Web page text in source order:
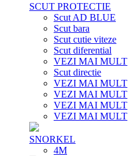
SCUT PROTECTIE
Scut AD BLUE
Scut bara
Scut cutie viteze
Scut diferential
VEZI MAI MULT
Scut directie
VEZI MAI MULT
VEZI MAI MULT
VEZI MAI MULT
VEZI MAI MULT
SNORKEL
4M